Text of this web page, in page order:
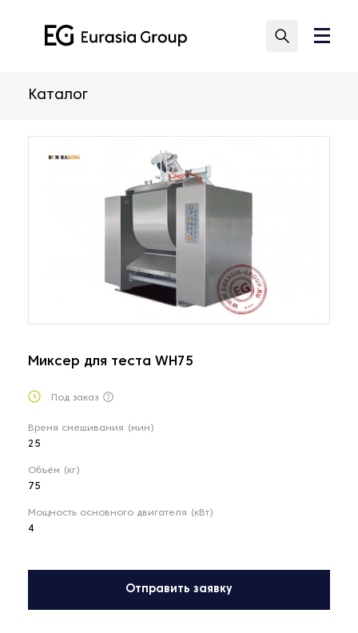
Каталог
Миксер для теста WH75
Под заказ
Время смешивания (мин)
25
Объём (кг)
75
Мощность основного двигателя (кВт)
4
Отправить заявку